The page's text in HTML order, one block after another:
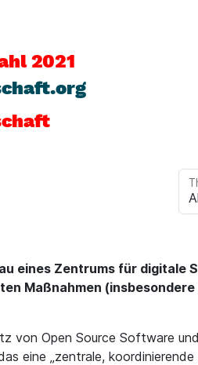
2021
eines Zentrums für
Maßnahmen
von Open Source Software
eine „zentrale,